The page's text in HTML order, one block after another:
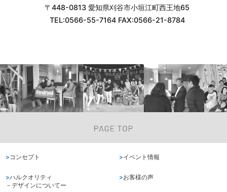
〒448-0813 愛知県刈谷市小垣江町西王地65
TEL:0566-55-7164 FAX:0566-21-8784
コンセプト イベント情報
ハルクオリティ
－デザインについてー
お客様の声